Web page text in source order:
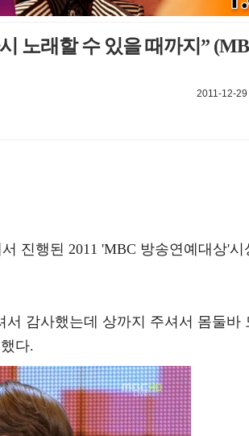
노래할 수 있을 때까지”
2011-12-
진행된 2011 'MBC 방송연예대상'시
감사했는데 상까지 주셔서 몸둘바
다.